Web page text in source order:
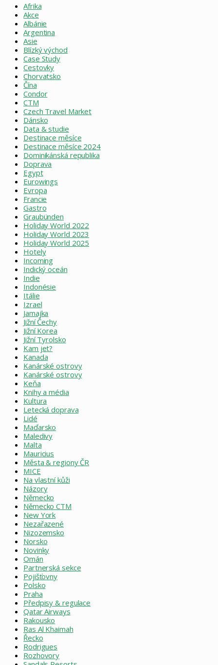
Afrika
Akce
Albánie
Argentina
Asie
Blízký východ
Case Study
Cestovky
Chorvatsko
Čína
Condor
CTM
Czech Travel Market
Dánsko
Data & studie
Destinace měsíce
Destinace měsíce 2024
Dominikánská republika
Doprava
Egypt
Eurowings
Evropa
Francie
Gastro
Graubünden
Holiday World 2022
Holiday World 2023
Holiday World 2025
Hotely
Incoming
Indický oceán
Indie
Indonésie
Itálie
Izrael
Jamajka
Jižní Čechy
Jižní Korea
Jižní Tyrolsko
Kam jet?
Kanada
Kanárské ostrovy
Kanárské ostrovy
Keňa
Knihy a média
Kultura
Letecká doprava
Lidé
Maďarsko
Maledivy
Malta
Mauricius
Města & regiony ČR
MICE
Na vlastní kůži
Názory
Německo
Německo CTM
New York
Nezařazené
Nizozemsko
Norsko
Novinky
Omán
Partnerská sekce
Pojišťovny
Polsko
Praha
Předpisy & regulace
Qatar Airways
Rakousko
Ras Al Khaimah
Řecko
Rodrigues
Rozhovory